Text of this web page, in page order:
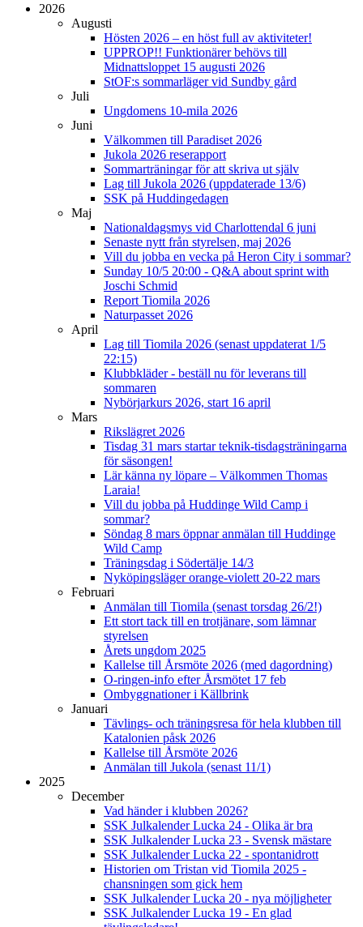
2026
Augusti
Hösten 2026 – en höst full av aktiviteter!
UPPROP!! Funktionärer behövs till
Midnattsloppet 15 augusti 2026
StOF:s sommarläger vid Sundby gård
Juli
Ungdomens 10-mila 2026
Juni
Välkommen till Paradiset 2026
Jukola 2026 reserapport
Sommarträningar för att skriva ut själv
Lag till Jukola 2026 (uppdaterade 13/6)
SSK på Huddingedagen
Maj
Nationaldagsmys vid Charlottendal 6 juni
Senaste nytt från styrelsen, maj 2026
Vill du jobba en vecka på Heron City i sommar?
Sunday 10/5 20:00 - Q&A about sprint with
Joschi Schmid
Report Tiomila 2026
Naturpasset 2026
April
Lag till Tiomila 2026 (senast uppdaterat 1/5
22:15)
Klubbkläder - beställ nu för leverans till
sommaren
Nybörjarkurs 2026, start 16 april
Mars
Rikslägret 2026
Tisdag 31 mars startar teknik-tisdagsträningarna
för säsongen!
Lär känna ny löpare – Välkommen Thomas
Laraia!
Vill du jobba på Huddinge Wild Camp i
sommar?
Söndag 8 mars öppnar anmälan till Huddinge
Wild Camp
Träningsdag i Södertälje 14/3
Nyköpingsläger orange-violett 20-22 mars
Februari
Anmälan till Tiomila (senast torsdag 26/2!)
Ett stort tack till en trotjänare, som lämnar
styrelsen
Årets ungdom 2025
Kallelse till Årsmöte 2026 (med dagordning)
O-ringen-info efter Årsmötet 17 feb
Ombyggnationer i Källbrink
Januari
Tävlings- och träningsresa för hela klubben till
Katalonien påsk 2026
Kallelse till Årsmöte 2026
Anmälan till Jukola (senast 11/1)
2025
December
Vad händer i klubben 2026?
SSK Julkalender Lucka 24 - Olika är bra
SSK Julkalender Lucka 23 - Svensk mästare
SSK Julkalender Lucka 22 - spontanidrott
Historien om Tristan vid Tiomila 2025 -
chansningen som gick hem
SSK Julkalender Lucka 20 - nya möjligheter
SSK Julkalender Lucka 19 - En glad